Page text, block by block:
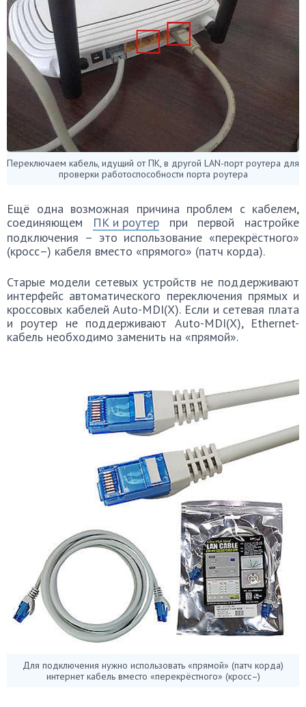
Переключаем кабель, идущий от ПК, в другой LAN-порт роутера для
проверки работоспособности порта роутера
Ещё одна возможная причина проблем с кабелем,
соединяющем ПК и роутерпри первой настройке
подключения – это использование «перекрёстного»
(кросс–) кабеля вместо «прямого» (патч корда).
Старые модели сетевых устройств не поддерживают
интерфейс автоматического переключения прямых и
кроссовых кабелей Auto-MDI(X). Если и сетевая плата
и роутер не поддерживают Auto-MDI(X), Ethernet-
кабель необходимо заменить на «прямой».
Для подключения нужно использовать «прямой» (патч корда)
интернет кабель вместо «перекрёстного» (кросс–)